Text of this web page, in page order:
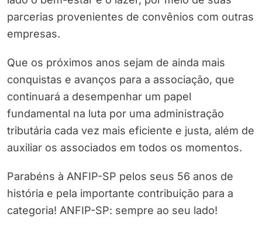
parcerias provenientes de convênios com outras
empresas.
Que os próximos anos sejam de ainda mais
conquistas e avanços para a associação, que
continuará a desempenhar um papel
fundamental na luta por uma administração
tributária cada vez mais eficiente e justa, além de
auxiliar os associados em todos os momentos.
Parabéns à ANFIP-SP pelos seus 56 anos de
história e pela importante contribuição para a
categoria! ANFIP-SP: sempre ao seu lado!